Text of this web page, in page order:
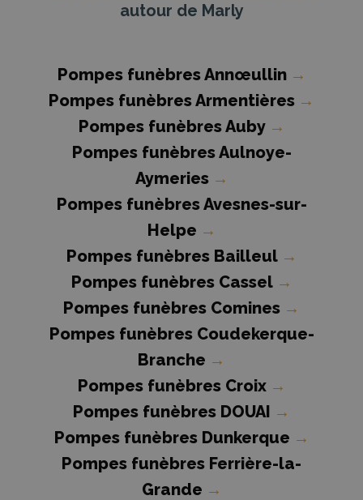
autour de Marly
Pompes funèbres Annœullin →
Pompes funèbres Armentières →
Pompes funèbres Auby →
Pompes funèbres Aulnoye-
Aymeries →
Pompes funèbres Avesnes-sur-
Helpe →
Pompes funèbres Bailleul →
Pompes funèbres Cassel →
Pompes funèbres Comines →
Pompes funèbres Coudekerque-
Branche →
Pompes funèbres Croix →
Pompes funèbres DOUAI →
Pompes funèbres Dunkerque →
Pompes funèbres Ferrière-la-
Grande →